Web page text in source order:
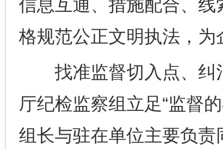
信息互通、措施配合、
格规范公正文明执法，
找准监督切入点、纠
厅纪检监察组立足“监督
组长与驻在单位主要负